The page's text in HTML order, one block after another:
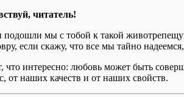
читатель!
подошли мы с тобой к такой
если скажу, что все мы тайно
что интересно: любовь может быть
от наших качеств и от наших свойств.